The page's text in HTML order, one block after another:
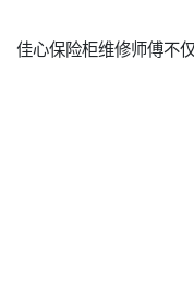
佳心保险柜维修师傅不